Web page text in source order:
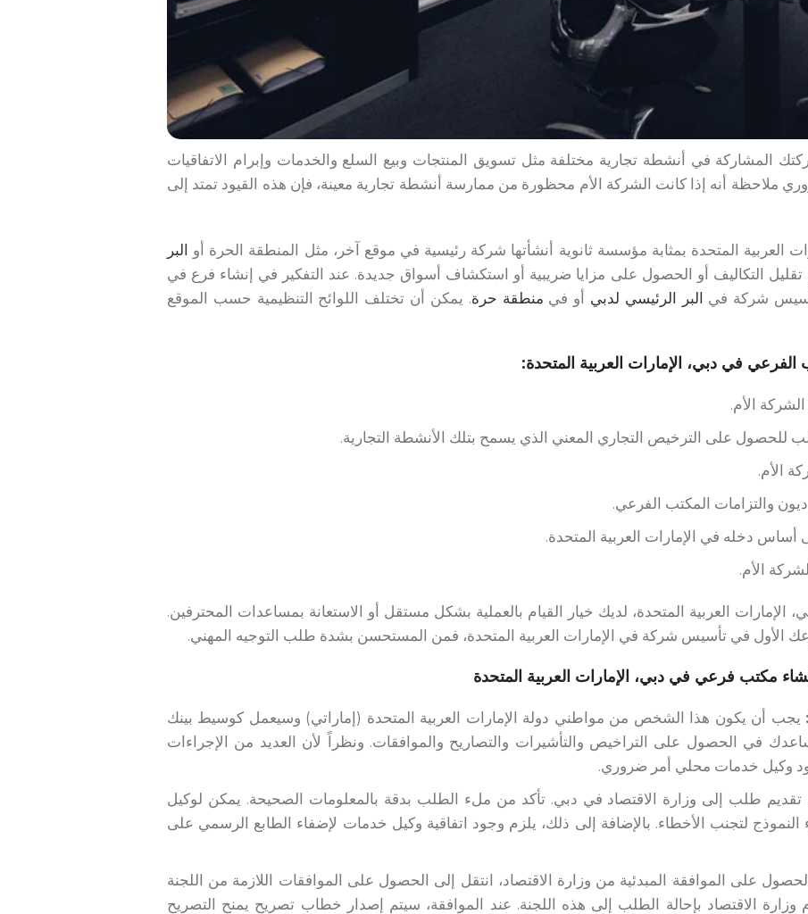
المشاركة في أنشطة تجارية مختلفة مثل تسويق المنتجات وبيع السلع والخدمات وإبرام الاتفاقيات
ملاحظة أنه إذا كانت الشركة الأم محظورة من ممارسة أنشطة تجارية معينة، فإن هذه القيود تمتد إلى
العربية المتحدة بمثابة مؤسسة ثانوية أنشأتها شركة رئيسية في موقع آخر، مثل المنطقة الحرة أو البر
تقليل التكاليف أو الحصول على مزايا ضريبية أو استكشاف أسواق جديدة. عند التفكير في إنشاء فرع في
شركة في البر الرئيسي لدبي أو في منطقة حرة. يمكن أن تختلف اللوائح التنظيمية حسب الموقع
في دبي، الإمارات العربية المتحدة:
الأم.
للحصول على الترخيص التجاري المعني الذي يسمح بتلك الأنشطة التجارية.
الأم.
والتزامات المكتب الفرعي.
دخله في الإمارات العربية المتحدة.
الأم.
العربية المتحدة، لديك خيار القيام بالعملية بشكل مستقل أو الاستعانة بمساعدات المحترفين.
الأول في تأسيس شركة في الإمارات العربية المتحدة، فمن المستحسن بشدة طلب التوجيه المهني.
مكتب فرعي في دبي، الإمارات العربية المتحدة
يجب أن يكون هذا الشخص من مواطني دولة الإمارات العربية المتحدة (إماراتي) وسيعمل كوسيط بينك
في الحصول على التراخيص والتأشيرات والتصاريح والموافقات. ونظراً لأن العديد من الإجراءات
وكيل خدمات محلي أمر ضروري.
تقديم طلب إلى وزارة الاقتصاد في دبي. تأكد من ملء الطلب بدقة بالمعلومات الصحيحة. يمكن لوكيل
لتجنب الأخطاء. بالإضافة إلى ذلك، يلزم وجود اتفاقية وكيل خدمات لإضفاء الطابع الرسمي على
على الموافقة المبدئية من وزارة الاقتصاد، انتقل إلى الحصول على الموافقات اللازمة من اللجنة
وزارة الاقتصاد بإحالة الطلب إلى هذه اللجنة. عند الموافقة، سيتم إصدار خطاب تصريح يمنح التصريح